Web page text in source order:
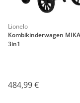
Lionelo
Kombikinderwagen
3in1
484,99 €